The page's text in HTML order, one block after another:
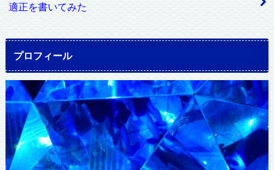
適正を書いてみた
プロフィール